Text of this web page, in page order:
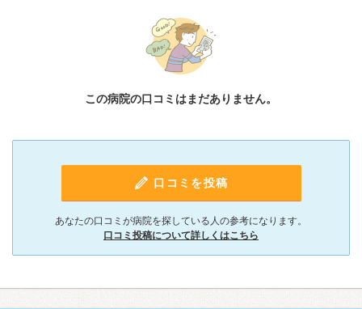
この病院の口コミはまだありません。
口コミを投稿
あなたの口コミが病院を探している人の参考になります。
口コミ投稿について詳しくはこちら